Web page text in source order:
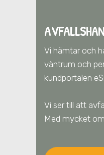
Vi hämtar och
väntrum och
kundportalen
Vi ser till att
Med mycket